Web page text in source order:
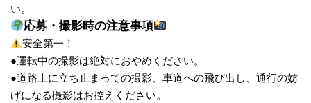
い。
応募・撮影時の注意事項
安全第一！
●運転中の撮影は絶対におやめください。
●道路上に立ち止まっての撮影、車道への飛び出し、通行の妨
げになる撮影はお控えください。